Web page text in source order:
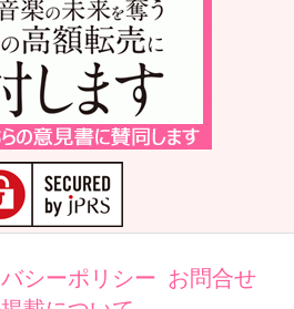
シーポリシー お問合せ